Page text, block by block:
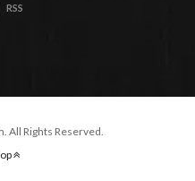
RSS
All Rights Reserved.